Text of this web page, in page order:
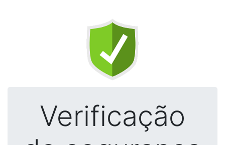
Verificação